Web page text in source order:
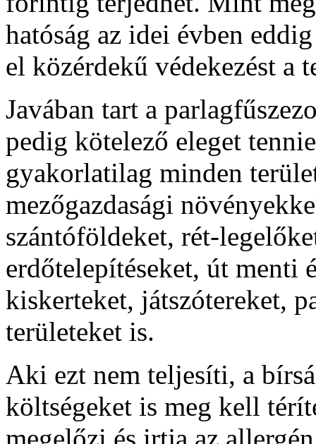
hatóság az idei évben
el közérdekű védekezést a
Javában tart a
pedig kötelező eleget
gyakorlatilag minden
mezőgazdasági
szántóföldeket, rét-
erdőtelepítéseket, út menti
kiskerteket, játszótereket,
területeket is.
Aki ezt nem teljesíti, a
költségeket is meg kell
megelőzi és irtja az